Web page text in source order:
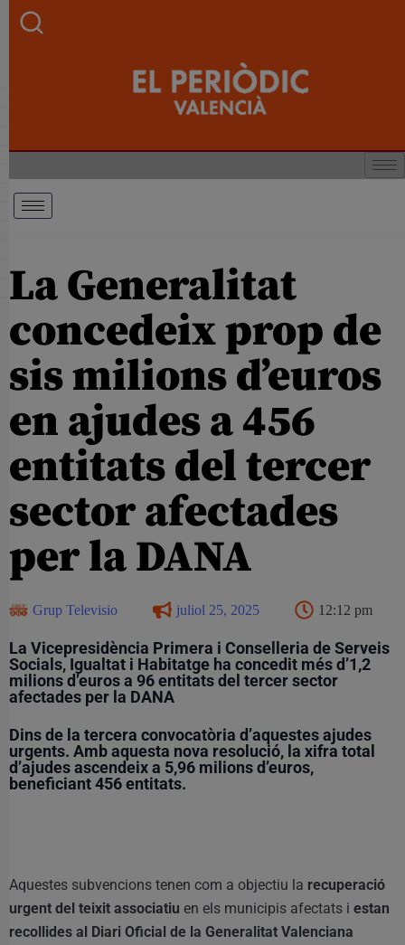
La Generalitat
concedeix prop de
sis milions d’euros
en ajudes a 456
entitats del tercer
sector afectades
per la DANA
Grup Televisio juliol 25, 2025 12:12 pm
La Vicepresidència Primera i Conselleria de Serveis
Socials, Igualtat i Habitatge ha concedit més d’1,2
milions d’euros a 96 entitats del tercer sector
afectades per la DANA
Dins de la tercera convocatòria d’aquestes ajudes
urgents. Amb aquesta nova resolució, la xifra total
d’ajudes ascendeix a 5,96 milions d’euros,
beneficiant 456 entitats.
Aquestes subvencions tenen com a objectiu la recuperació
urgent del teixit associatiu en els municipis afectats i estan
recollides al Diari Oficial de la Generalitat Valenciana